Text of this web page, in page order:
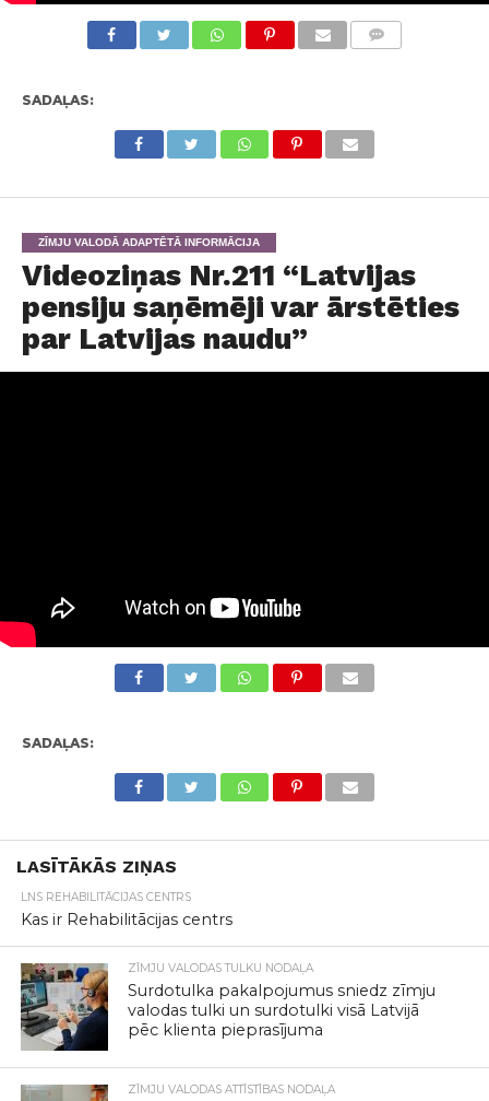
SADAĻAS:
ZĪMJU VALODĀ ADAPTĒTĀ INFORMĀCIJA
Videoziņas Nr.211 “Latvijas
pensiju saņēmēji var ārstēties
par Latvijas naudu”
SADAĻAS:
LASĪTĀKĀS ZIŅAS
LNS REHABILITĀCIJAS CENTRS
Kas ir Rehabilitācijas centrs
ZĪMJU VALODAS TULKU NODAĻA
Surdotulka pakalpojumus sniedz zīmju
valodas tulki un surdotulki visā Latvijā
pēc klienta pieprasījuma
ZĪMJU VALODAS ATTĪSTĪBAS NODAĻA